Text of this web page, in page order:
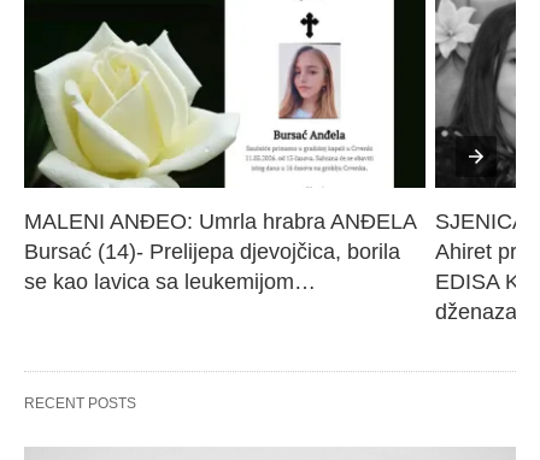
MALENI ANĐEO: Umrla hrabra ANĐELA
Bursać (14)- Prelijepa djevojčica, borila
se kao lavica sa leukemijom…
SJENICA
Ahiret
EDISA
dženaza
RECENT POSTS